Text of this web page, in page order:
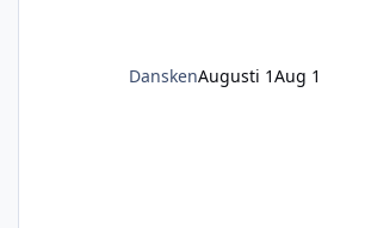
DanskenAugusti 1Aug 1